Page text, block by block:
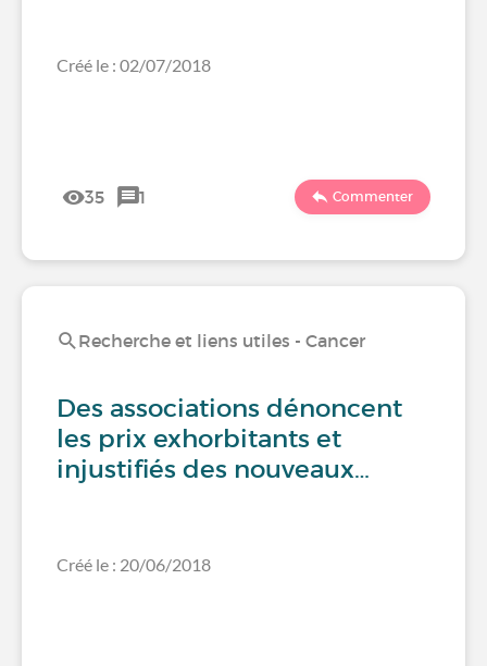
Créé le : 02/07/2018
35 1 Commenter
Recherche et liens utiles - Cancer
Des associations dénoncent
les prix exhorbitants et
injustifiés des nouveaux…
Créé le : 20/06/2018